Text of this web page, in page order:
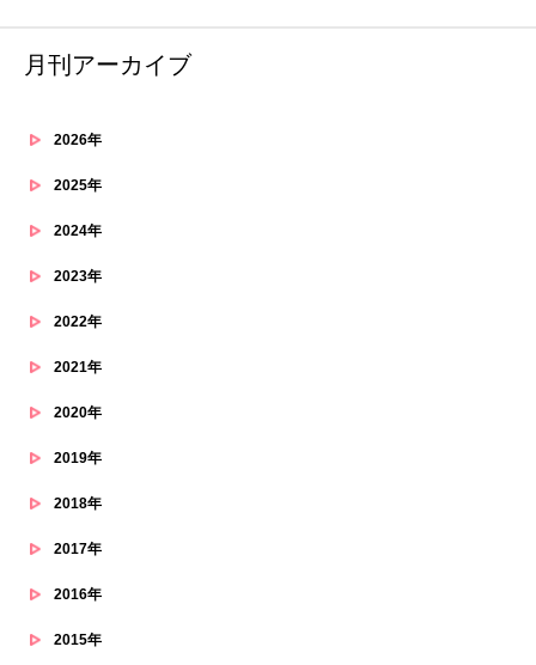
月刊アーカイブ
2026年
2025年
2024年
2023年
2022年
2021年
2020年
2019年
2018年
2017年
2016年
2015年